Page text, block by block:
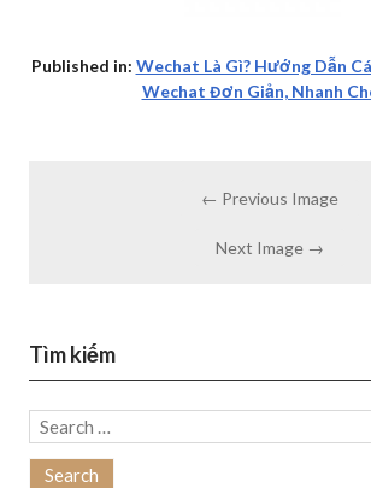
Published in: Wechat Là Gì? Hướng Dẫn
Wechat Đơn Giản, Nhanh
← Previous Image
Next Image →
Tìm kiếm
Search
for: